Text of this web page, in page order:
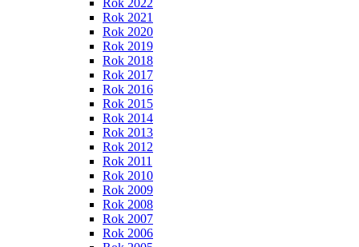
Rok 2022
Rok 2021
Rok 2020
Rok 2019
Rok 2018
Rok 2017
Rok 2016
Rok 2015
Rok 2014
Rok 2013
Rok 2012
Rok 2011
Rok 2010
Rok 2009
Rok 2008
Rok 2007
Rok 2006